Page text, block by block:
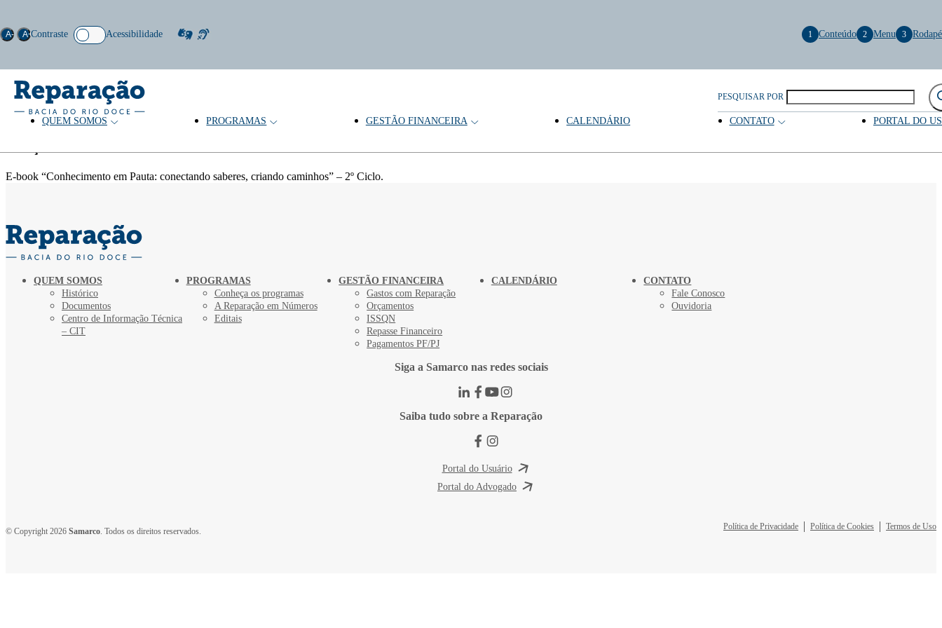
PESQUISAR POR
QUEM SOMOS PROGRAMAS GESTÃO FINANCEIRA CALENDÁRIO CONTATO PORTAL DO
Acessibilidade
A- A+Contraste 1 Conteúdo 2 Menu 3 Rodapé
E-book “Conhecimento em Pauta: conectando saberes, criando caminhos” – 2º Ciclo.
QUEM SOMOS
Histórico
Documentos
Centro de Informação Técnica
– CIT
PROGRAMAS
Conheça os programas
A Reparação em Números
Editais
GESTÃO FINANCEIRA
Gastos com Reparação
Orçamentos
ISSQN
Repasse Financeiro
Pagamentos PF/PJ
CALENDÁRIO
CONTATO
Fale Conosco
Ouvidoria
Siga a Samarco nas redes sociais
Saiba tudo sobre a Reparação
Portal do Usuário
Portal do Advogado
© Copyright 2026 Samarco . Todos os direitos reservados. Política de Privacidade Política de Cookies Termos de Uso